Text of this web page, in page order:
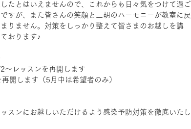
たとはいえませんので、これからも日々気をつけて過ご
すが、また皆さんの笑顔と二胡のハーモニーが教室に戻
りません。対策をしっかり整えて皆さまのお越しを講
おります♪
レッスンを再開します
開します（5月中は希望者のみ）
スンにお越しいただけるよう感染予防対策を徹底いたし